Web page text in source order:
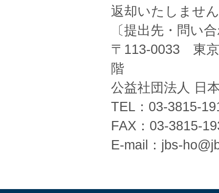
返却いたしませ
〔提出先・問
〒113-0033 東
階
公益社団法人
TEL：03-3815-
FAX：03-3815-
E-mail：jbs-